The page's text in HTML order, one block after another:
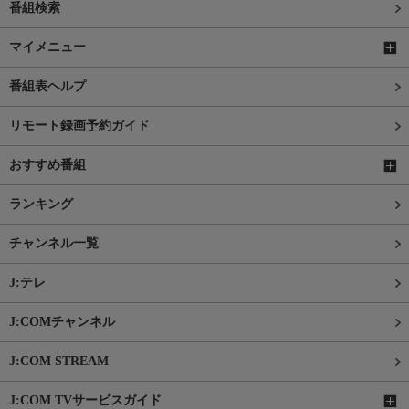
番組検索
マイメニュー
番組表ヘルプ
リモート録画予約ガイド
おすすめ番組
ランキング
チャンネル一覧
J:テレ
J:COMチャンネル
J:COM STREAM
J:COM TVサービスガイド